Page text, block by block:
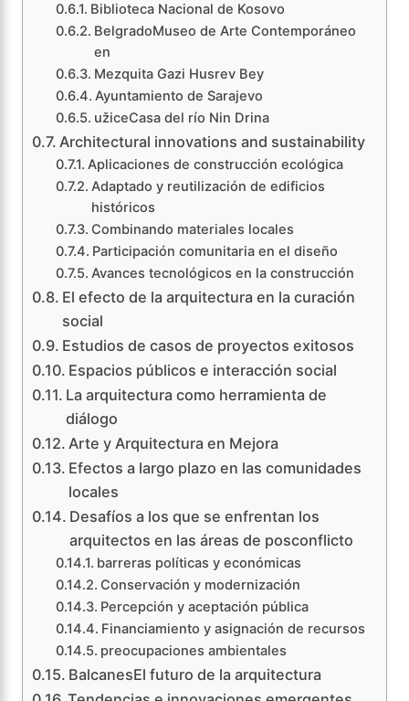
Biblioteca Nacional de Kosovo
BelgradoMuseo de Arte Contemporáneo
en
Mezquita Gazi Husrev Bey
Ayuntamiento de Sarajevo
užiceCasa del río Nin Drina
Architectural innovations and sustainability
Aplicaciones de construcción ecológica
Adaptado y reutilización de edificios
históricos
Combinando materiales locales
Participación comunitaria en el diseño
Avances tecnológicos en la construcción
El efecto de la arquitectura en la curación
social
Estudios de casos de proyectos exitosos
Espacios públicos e interacción social
La arquitectura como herramienta de
diálogo
Arte y Arquitectura en Mejora
Efectos a largo plazo en las comunidades
locales
Desafíos a los que se enfrentan los
arquitectos en las áreas de posconflicto
barreras políticas y económicas
Conservación y modernización
Percepción y aceptación pública
Financiamiento y asignación de recursos
preocupaciones ambientales
BalcanesEl futuro de la arquitectura